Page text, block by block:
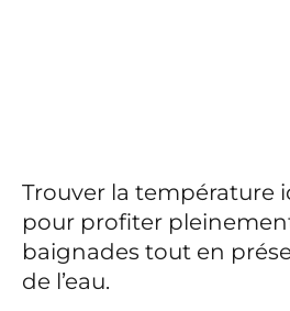
Trouver la température
pour profiter
baignades tout en
de l’eau.